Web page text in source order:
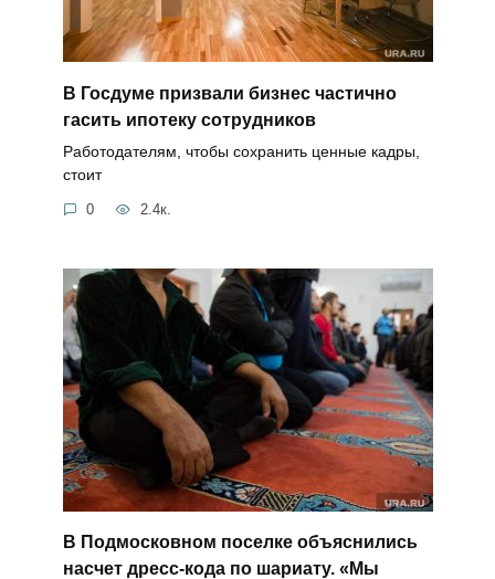
В Госдуме призвали бизнес частично
гасить ипотеку сотрудников
Работодателям, чтобы сохранить ценные кадры,
стоит
0 2.4к.
В Подмосковном поселке объяснились
насчет дресс-кода по шариату. «Мы